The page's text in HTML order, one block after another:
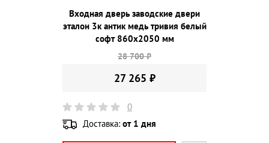
Входная дверь заводские двери
эталон 3к антик медь тривия белый
софт 860х2050 мм
28 700 ₽
27 265 ₽
0
Доставка: от 1 дня